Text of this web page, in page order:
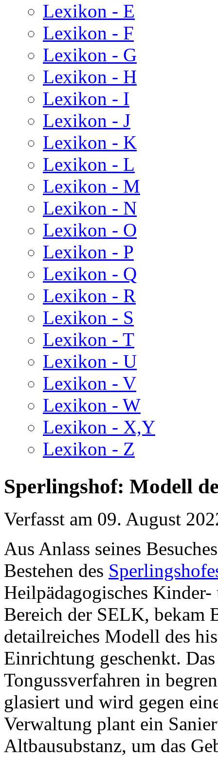
Lexikon - E
Lexikon - F
Lexikon - G
Lexikon - H
Lexikon - I
Lexikon - J
Lexikon - K
Lexikon - L
Lexikon - M
Lexikon - N
Lexikon - O
Lexikon - P
Lexikon - Q
Lexikon - R
Lexikon - S
Lexikon - T
Lexikon - U
Lexikon - V
Lexikon - W
Lexikon - X,Y
Lexikon - Z
Sperlingshof: Modell
Verfasst am 09. August
Aus Anlass seines
Bestehen des
Heilpädagogisches
Bereich der SELK, bekam
detailreiches Modell des
Einrichtung geschenkt.
Tongussverfahren in
glasiert und wird gegen
Verwaltung plant ein
Altbausubstanz, um das